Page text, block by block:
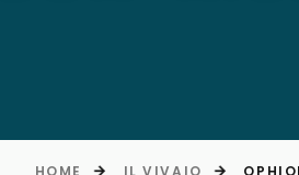
HOME IL VIVAIO